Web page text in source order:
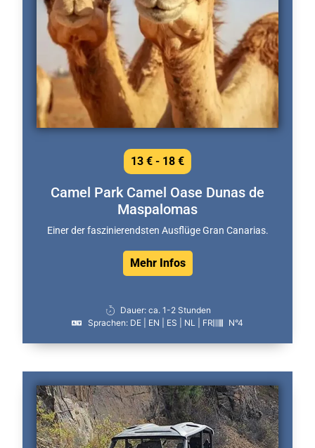
Camel Park Camel Oase Dunas de
Maspalomas
Einer der faszinierendsten Ausflüge Gran Canarias.
Mehr Infos
13 € - 18 €
Dauer: ca. 1-2 Stunden
Sprachen: DE | EN | ES | NL | FR
N°4